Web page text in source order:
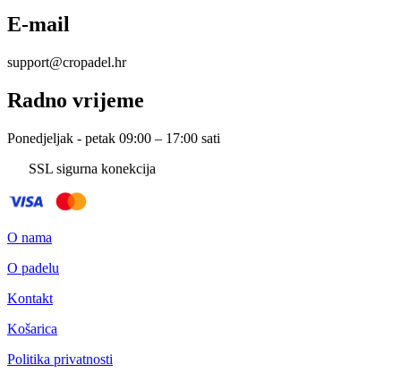
E-mail
support@cropadel.hr
Radno vrijeme
Ponedjeljak - petak 09:00 – 17:00 sati
SSL sigurna konekcija
O nama
O padelu
Kontakt
Košarica
Politika privatnosti